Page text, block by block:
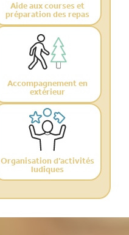
Aide aux courses et
préparation des repas
Accompagnement en
extérieur
Organisation d’activités
ludiques